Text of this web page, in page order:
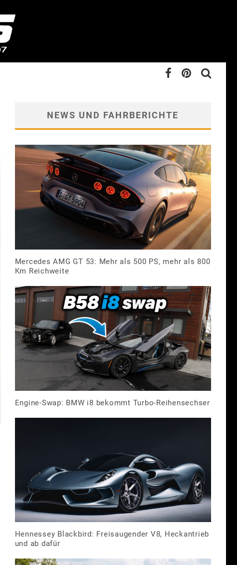
NEWS UND FAHRBERICHTE
Mercedes AMG GT 53: Mehr als 500 PS, mehr als 800
Km Reichweite
Engine-Swap: BMW i8 bekommt Turbo-Reihensechser
Hennessey Blackbird: Freisaugender V8, Heckantrieb
und ab dafür